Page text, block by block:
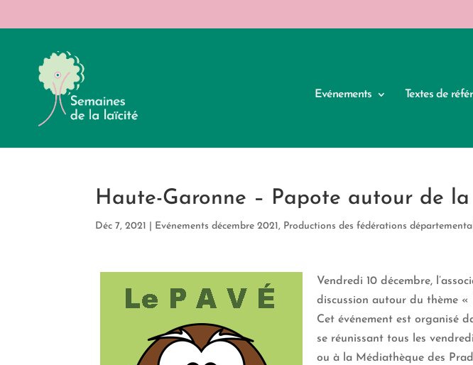
Evénements Textes de
Haute-Garonne – Papote autour de
Déc 7, 2021 Evénements décembre 2021, Productions des fédérations
Vendredi 10 décembre,
discussion autour du thème «
Cet événement est organisé
se réunissant tous les
ou à la Médiathèque des